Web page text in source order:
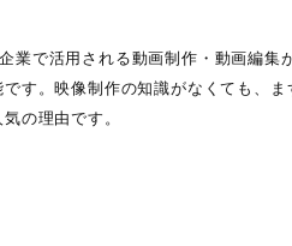
業で活用される動画制作・動画編
す。映像制作の知識がなくても、
の理由です。